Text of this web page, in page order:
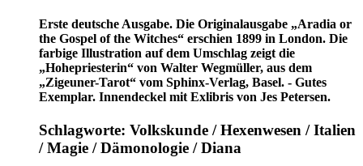
Erste deutsche Ausgabe. Die Originalausgabe „Aradia or
the Gospel of the Witches“ erschien 1899 in London. Die
farbige Illustration auf dem Umschlag zeigt die
„Hohepriesterin“ von Walter Wegmüller, aus dem
„Zigeuner-Tarot“ vom Sphinx-Verlag, Basel. - Gutes
Exemplar. Innendeckel mit Exlibris von Jes Petersen.
Schlagworte: Volkskunde / Hexenwesen / Italien
/ Magie / Dämonologie / Diana